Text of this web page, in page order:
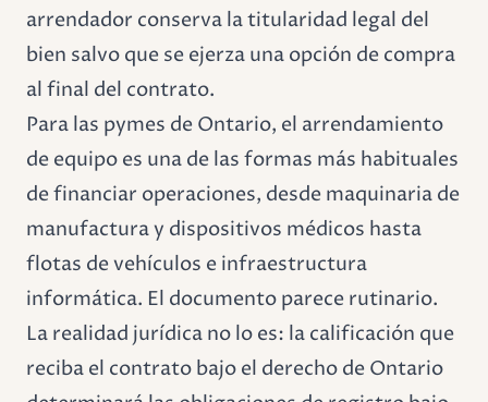
arrendador conserva la titularidad legal del
bien salvo que se ejerza una opción de compra
al final del contrato.
Para las pymes de Ontario, el arrendamiento
de equipo es una de las formas más habituales
de financiar operaciones, desde maquinaria de
manufactura y dispositivos médicos hasta
flotas de vehículos e infraestructura
informática. El documento parece rutinario.
La realidad jurídica no lo es: la calificación que
reciba el contrato bajo el derecho de Ontario